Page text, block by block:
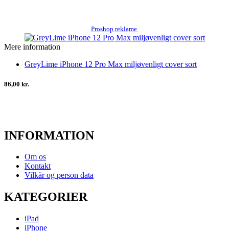
Proshop reklame
Mere information
GreyLime iPhone 12 Pro Max miljøvenligt cover sort
86,00 kr.
INFORMATION
Om os
Kontakt
Vilkår og person data
KATEGORIER
iPad
iPhone